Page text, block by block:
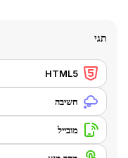
תגי
HTML5
חשיבה
מובייל